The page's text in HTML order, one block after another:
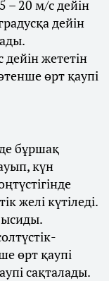
– 20 м/с дейін
дейін
жететін
өрт қаупі
бұршақ
күн
желі күтіледі.
ысиды.
өрт қаупі
сақталады.